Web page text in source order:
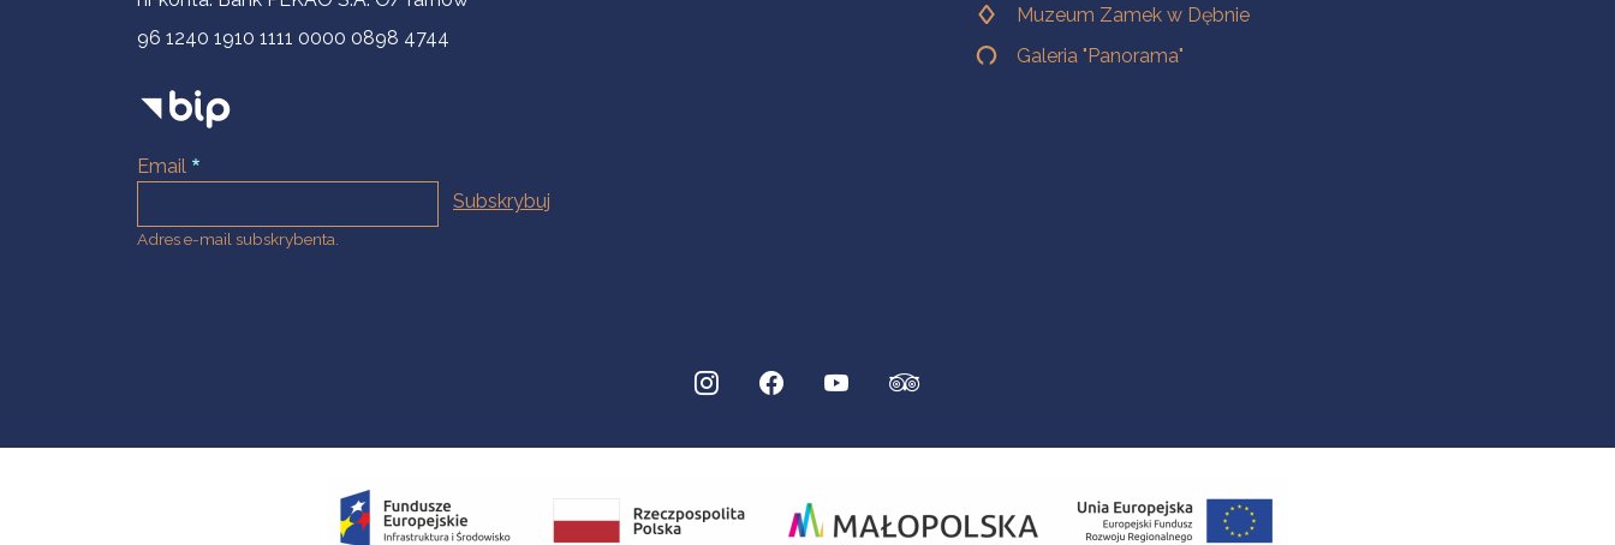
96 1240 1910 1111 0000 0898 4744
Email
Adres e-mail subskrybenta.
Muzeum Zamek w Dębnie
Galeria "Panorama"